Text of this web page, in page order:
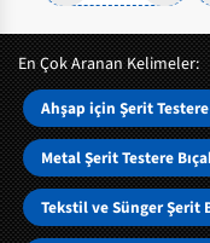
En Çok Aranan Kelimeler:
Ahşap için Şerit Testere
Metal Şerit Testere
Tekstil ve Sünger Şerit